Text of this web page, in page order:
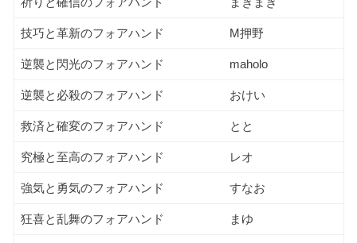
祈りと確信のフォアハンド まきまき
技巧と革新のフォアハンド M押野
逆襲と閃光のフォアハンド maholo
逆襲と必殺のフォアハンド おけい
救済と確変のフォアハンド とと
究極と至高のフォアハンド レオ
強気と勇気のフォアハンド すなお
狂喜と乱舞のフォアハンド まゆ